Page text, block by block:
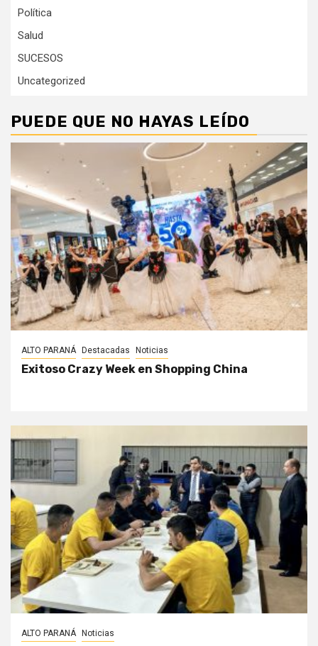
Política
Salud
SUCESOS
Uncategorized
PUEDE QUE NO HAYAS LEÍDO
ALTO PARANÁ Destacadas Noticias
Exitoso Crazy Week en Shopping China
ALTO PARANÁ Noticias